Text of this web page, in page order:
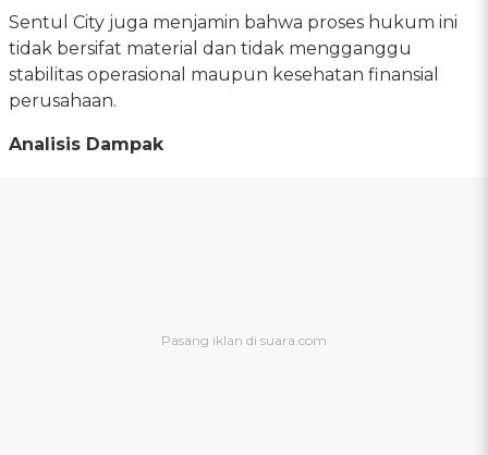
Sentul City juga menjamin bahwa proses hukum ini
tidak bersifat material dan tidak mengganggu
stabilitas operasional maupun kesehatan finansial
perusahaan.
Analisis Dampak